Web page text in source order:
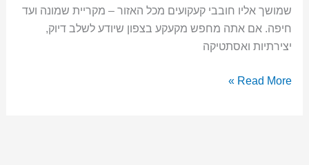
שמושך אליו חובבי קעקועים מכל האזור – מקריית שמונה ועד
חיפה. אם אתה מחפש מקעקע בצפון שיודע לשלב דיוק,
יצירתיות ואסתטיקה
Read More »